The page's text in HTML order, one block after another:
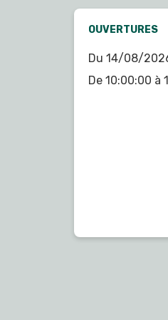
OUVERTURES
Du 14/08/
De 10:00:00 à